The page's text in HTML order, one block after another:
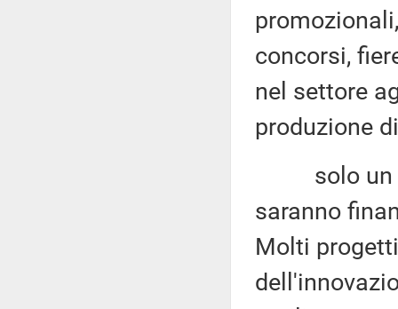
concorsi,
nel settore
produzione
solo un
saranno
Molti